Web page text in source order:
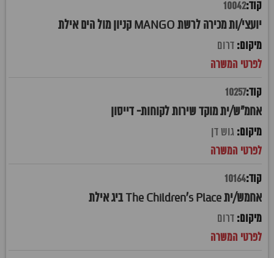
10042
יועצי/ות מכירה לרשת MANGO קניון מול הים אילת
דרום
10257
אחמ"ש/ית מוקד שירות לקוחות- דייסון
גוש דן
10164
אחמש/ית The Children's Place ביג אילת
דרום